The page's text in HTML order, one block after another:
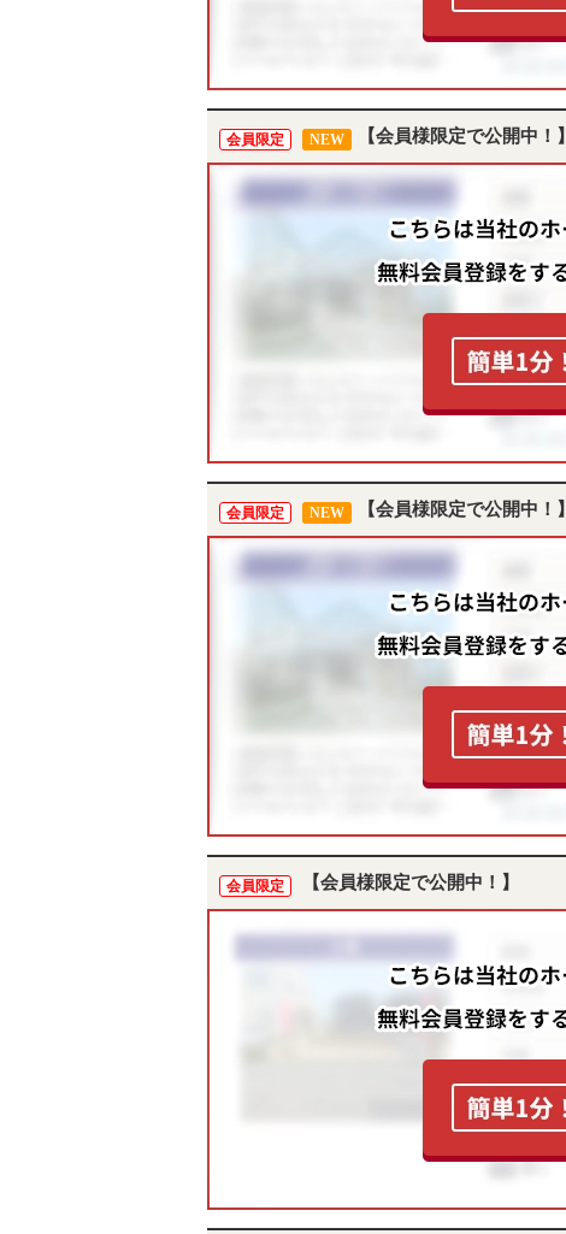
会員限定 NEW 【会員様限定で公開中！】
会員限定 NEW 【会員様限定で公開中！】
会員限定 【会員様限定で公開中！】